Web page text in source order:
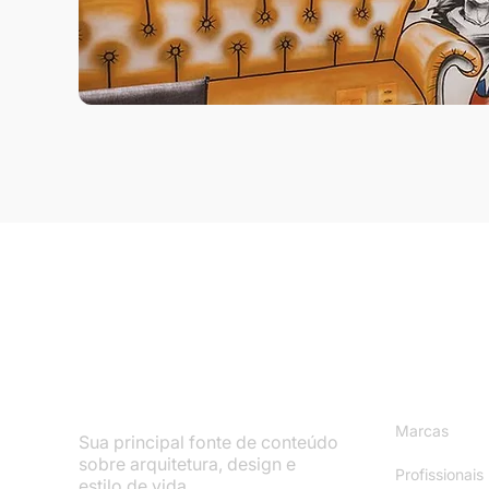
Sua principal fonte de conteúdo
sobre arquitetura, design e
Marcas
Profissionais